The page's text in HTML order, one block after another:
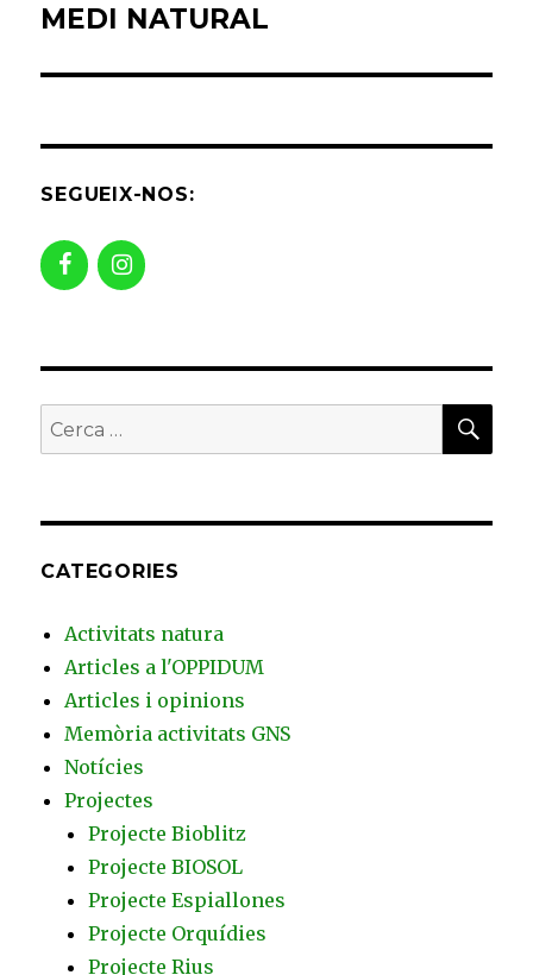
següent:
MEDI NATURAL
SEGUEIX-NOS:
Buscar
per:
CATEGORIES
Activitats natura
Articles a l'OPPIDUM
Articles i opinions
Memòria activitats GNS
Notícies
Projectes
Projecte Bioblitz
Projecte BIOSOL
Projecte Espiallones
Projecte Orquídies
Projecte Rius